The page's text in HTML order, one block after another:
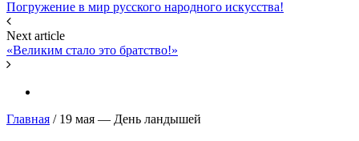
Погружение в мир русского народного искусства!
Next article
«Великим стало это братство!»
Главная / 19 мая — День ландышей